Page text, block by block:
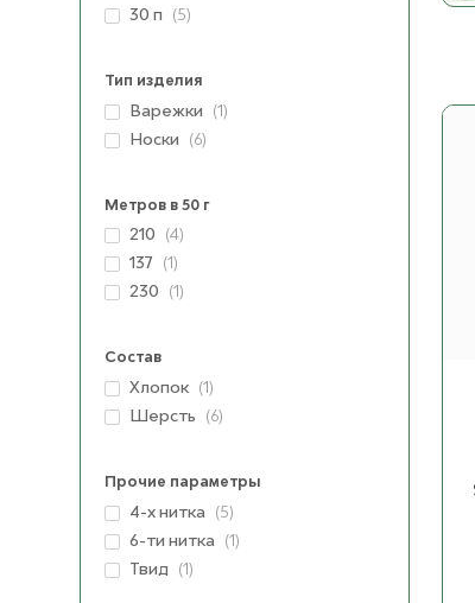
30 п
(5)
Тип изделия
Варежки
(1)
Носки
(6)
Метров в 50 г
210
(4)
137
(1)
230
(1)
Состав
Хлопок (1)
Шерсть
(6)
Прочие параметры
4-х нитка
(5)
6-ти нитка
(1)
Твид
(1)